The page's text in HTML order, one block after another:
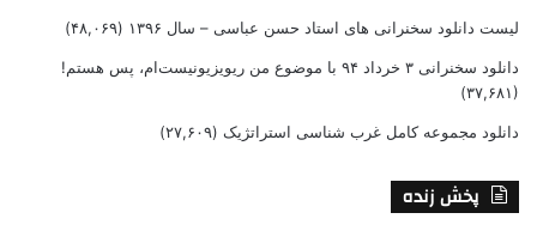
لیست دانلود سخنرانی های استاد حسن عباسی – سال ۱۳۹۶ (۴۸,۰۶۹)
دانلود سخنرانی ۳ خرداد ۹۴ با موضوع من ریویزیونیست‌ام، پس هستم!
(۳۷,۶۸۱)
دانلود مجموعه کامل غرب شناسی استراتژیک (۲۷,۶۰۹)
پخش زنده